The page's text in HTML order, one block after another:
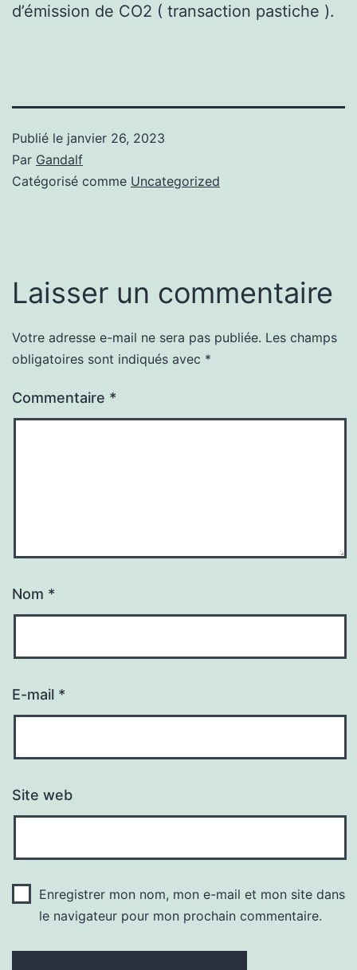
d’émission de CO2 ( transaction pastiche ).
Publié le janvier 26, 2023
Par Gandalf
Catégorisé comme Uncategorized
Laisser un commentaire
Votre adresse e-mail ne sera pas publiée. Les champs
obligatoires sont indiqués avec *
Commentaire *
Nom *
E-mail *
Site web
Enregistrer mon nom, mon e-mail et mon site dans
le navigateur pour mon prochain commentaire.